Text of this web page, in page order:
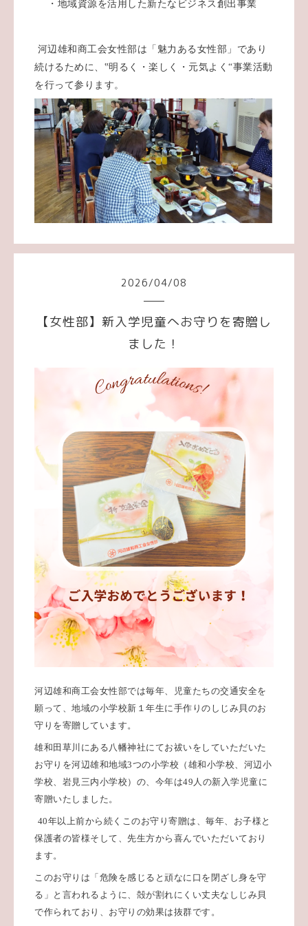
・地域資源を活用した新たなビジネス創出事業
河辺雄和商工会女性部は「魅力ある女性部」であり
続けるために、‟明るく・楽しく・元気よく“事業活動
を行って参ります。
2026/04/08
【女性部】新入学児童へお守りを寄贈し
ました！
河辺雄和商工会女性部では毎年、児童たちの交通安全を
願って、地域の小学校新１年生に手作りのしじみ貝のお
守りを寄贈しています。
雄和田草川にある八幡神社にてお祓いをしていただいた
お守りを河辺雄和地域3つの小学校（雄和小学校、河辺小
学校、岩見三内小学校）の、今年は49 人の新入学児童に
寄贈いたしました。
40年以上前から続くこのお守り寄贈は、毎年、お子様と
保護者の皆様そして、先生方から喜んでいただいており
ます。
このお守りは「危険を感じると頑なに口を閉ざし身を守
る」と言われるように、殻が割れにくい丈夫なしじみ貝
で作られており、お守りの効果は抜群です。